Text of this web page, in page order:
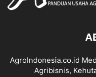
AgroIndonesia.co.id
Agribisnis,